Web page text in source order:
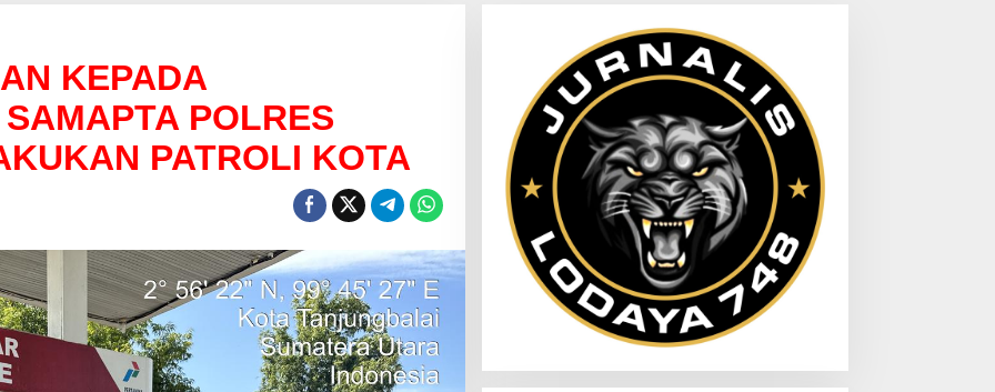
KEPADA
POLRES
PATROLI KOTA